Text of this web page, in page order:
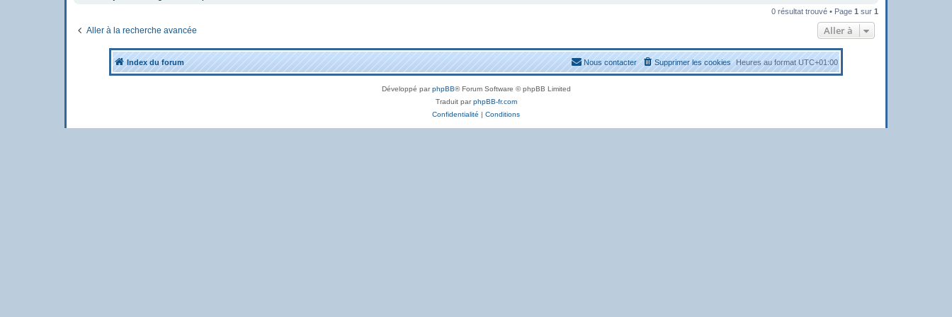
0 résultat trouvé • Page 1 sur 1
Aller à la recherche avancée Aller à
Index du forum Heures au formatUTC+01:00
Supprimer les cookies
Nous contacter
Développé parphpBB® Forum Software © phpBB Limited
Traduit parphpBB-fr.com
Confidentialité | Conditions